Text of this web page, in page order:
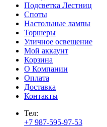
Подсветка Лестниц
Споты
Настольные лампы
Торшеры
Уличное освещение
Мой аккаунт
Корзина
О Компании
Оплата
Доставка
Контакты
Тел:
+7 987-595-97-53